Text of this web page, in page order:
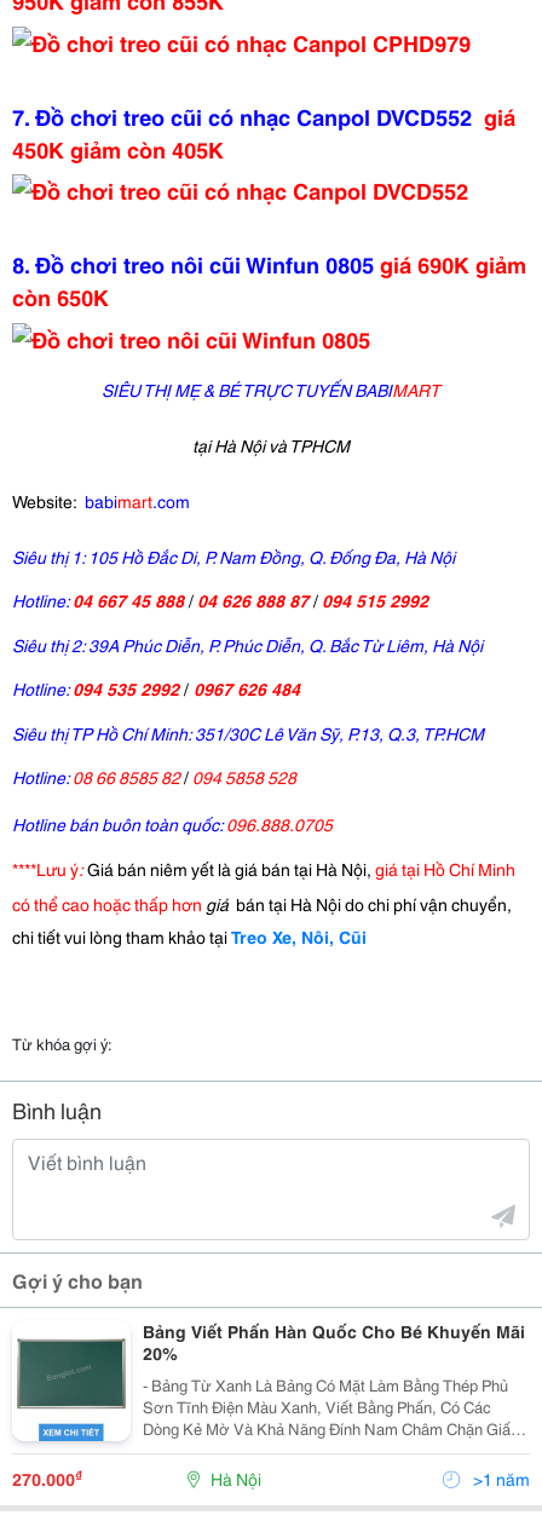
7.Đồ chơi treo cũi có nhạc Canpol DVCD552 giá
450K giảm còn 405K
8.Đồ chơi treo nôi cũi Winfun 0805giá 690K giảm
còn 650K
SIÊU THỊ MẸ & BÉ TRỰC TUYẾN BABIMART
tại Hà Nội và TPHCM
Website: babimart.com
Siêu thị 1: 105 Hồ Đắc Di, P. Nam Đồng, Q. Đống Đa, Hà Nội
Hotline:04 667 45 888/ 04 626 888 87/ 094 515 2992
Siêu thị 2: 39A Phúc Diễn, P. Phúc Diễn, Q. Bắc Từ Liêm, Hà Nội
Hotline:094 535 2992/ 0967 626 484
Siêu thị TP Hồ Chí Minh: 351/30C Lê Văn Sỹ, P.13, Q.3, TP.HCM
Hotline:08 66 8585 82/ 094 5858 528
Hotline bán buôn toàn quốc:096.888.0705
****Lưu ý:Giá bán niêm yết là giá bán tại Hà Nội, giá tại Hồ Chí Minh
có thể cao hoặc thấp hơn giá bán tại Hà Nội do chi phí vận chuyển,
chi tiết vui lòng tham khảo tạiTreo Xe, Nôi, Cũi
Từ khóa gợi ý:
Bình luận
Gợi ý cho bạn
Bảng Viết Phấn Hàn Quốc Cho Bé Khuyến Mãi
20%
- Bảng Từ Xanh Là Bảng Có Mặt Làm Bằng Thép Phủ
Sơn Tĩnh Điện Màu Xanh, Viết Bằng Phấn, Có Các
Dòng Kẻ Mờ Và Khả Năng Đính Nam Châm Chặn Giấy,
Tranh Ảnh..tiện Ích Dùng Cho Việc Học Tập Của Các Em
Học Sinh Tại Nhà Và Công Tác Giảng Dạy Tại Các
Trường
270.000₫ Hà Nội >1 năm